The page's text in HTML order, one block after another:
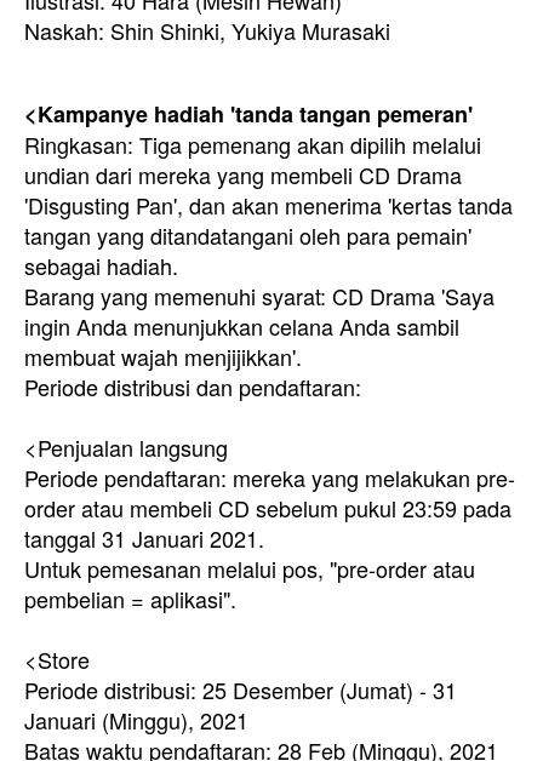
Naskah: Shin Shinki, Yukiya Murasaki
<Kampanye hadiah 'tanda tangan pemeran'
Ringkasan: Tiga pemenang akan dipilih melalui
undian dari mereka yang membeli CD Drama
'Disgusting Pan', dan akan menerima 'kertas tanda
tangan yang ditandatangani oleh para pemain'
sebagai hadiah.
Barang yang memenuhi syarat: CD Drama 'Saya
ingin Anda menunjukkan celana Anda sambil
membuat wajah menjijikkan'.
Periode distribusi dan pendaftaran:
<Penjualan langsung
Periode pendaftaran: mereka yang melakukan pre-
order atau membeli CD sebelum pukul 23:59 pada
tanggal 31 Januari 2021.
Untuk pemesanan melalui pos, "pre-order atau
pembelian = aplikasi".
<Store
Periode distribusi: 25 Desember (Jumat) - 31
Januari (Minggu), 2021
Batas waktu pendaftaran: 28 Feb (Minggu), 2021